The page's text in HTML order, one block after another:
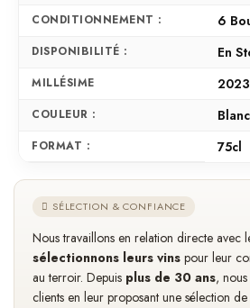
CONDITIONNEMENT : 6
DISPONIBILITÉ : En
MILLÉSIME 2023
COULEUR : Blanc
FORMAT : 75cl
SÉLECTION & CONFIANCE
Nous travaillons en relation directe avec
sélectionnons leurs vins pour leur
au terroir. Depuis plus de 30 ans,
clients en leur proposant une sélection